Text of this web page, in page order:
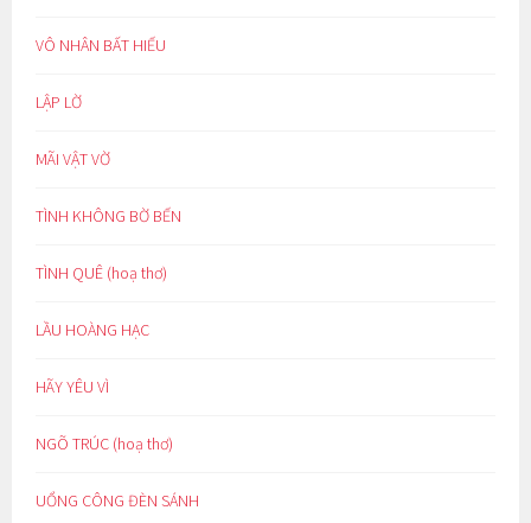
VÔ NHÂN BẤT HIẾU
LẬP LỜ
MÃI VẬT VỜ
TÌNH KHÔNG BỜ BẾN
TÌNH QUÊ (hoạ thơ)
LẦU HOÀNG HẠC
HÃY YÊU VÌ
NGÕ TRÚC (hoạ thơ)
UỔNG CÔNG ĐÈN SÁNH